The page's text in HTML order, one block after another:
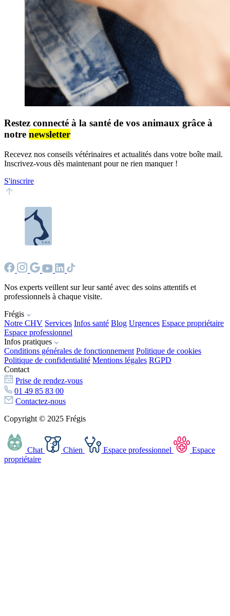
Restez connecté à la santé de vos animaux grâce à
notre newsletter
Recevez nos conseils vétérinaires et actualités dans votre boîte mail.
Inscrivez-vous dès maintenant pour ne rien manquer !
S'inscrire
Nos experts veillent sur leur santé avec des soins attentifs et
professionnels à chaque visite.
Frégis
Notre CHV Services Infos santé Blog Urgences Espace propriétaire
Espace professionnel
Infos pratiques
Conditions générales de fonctionnement Politique de cookies
Politique de confidentialité Mentions légales RGPD
Contact
Prise de rendez-vous
01 49 85 83 00
Contactez-nous
Copyright © 2025 Frégis
Chat Chien Espace professionnel
Espace
propriétaire